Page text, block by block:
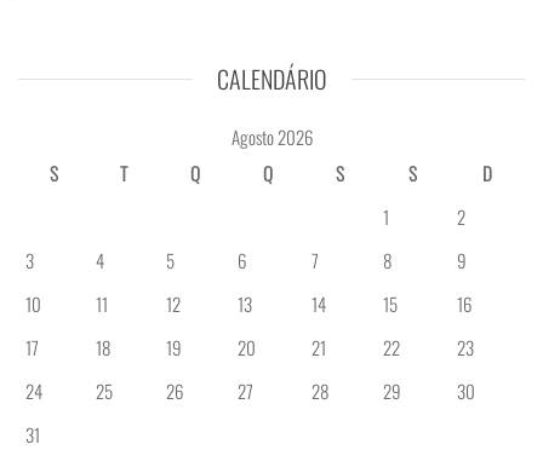
CALENDÁRIO
Agosto 2026
S
T Q Q S S
D
1
2
3
4 5 6 7 8
9
10
11 12 13 14 15
16
17
18 19 20 21 22
23
24
25 26 27 28 29
30
31